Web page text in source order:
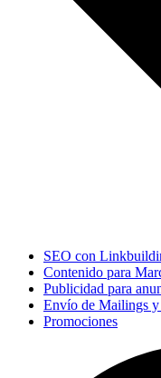
SEO con
Contenido para
Publicidad para
Envío de Mailings
Promociones